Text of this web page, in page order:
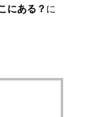
にある？に